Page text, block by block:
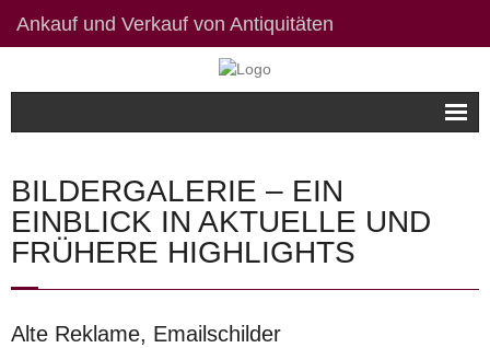
Ankauf und Verkauf von Antiquitäten
Bildergalerie
Kontakt / Links
Datenschutzerklärung
Impressum
BILDERGALERIE – EIN
EINBLICK IN AKTUELLE UND
FRÜHERE HIGHLIGHTS
Alte Reklame, Emailschilder